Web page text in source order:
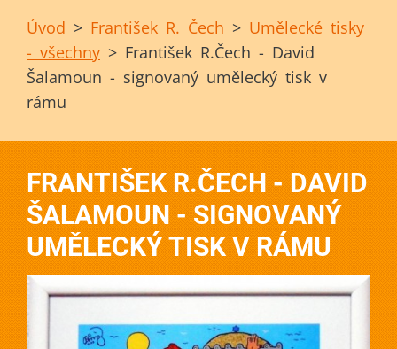
Úvod > František R. Čech > Umělecké tisky
- všechny > František R.Čech - David
Šalamoun - signovaný umělecký tisk v
rámu
FRANTIŠEK R.ČECH - DAVID
ŠALAMOUN - SIGNOVANÝ
UMĚLECKÝ TISK V RÁMU